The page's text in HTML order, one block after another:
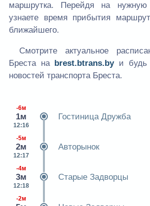
маршрутка. Перейдя на нужную
узнаете время прибытия
ближайшего.
Смотрите актуальное
Бреста на brest.btrans.byи будь
новостей транспорта Бреста.
-6м
1м
12:16
Гостиница Дружба
-5м
2м
12:17
Авторынок
-4м
3м
12:18
Старые Задворцы
-2м